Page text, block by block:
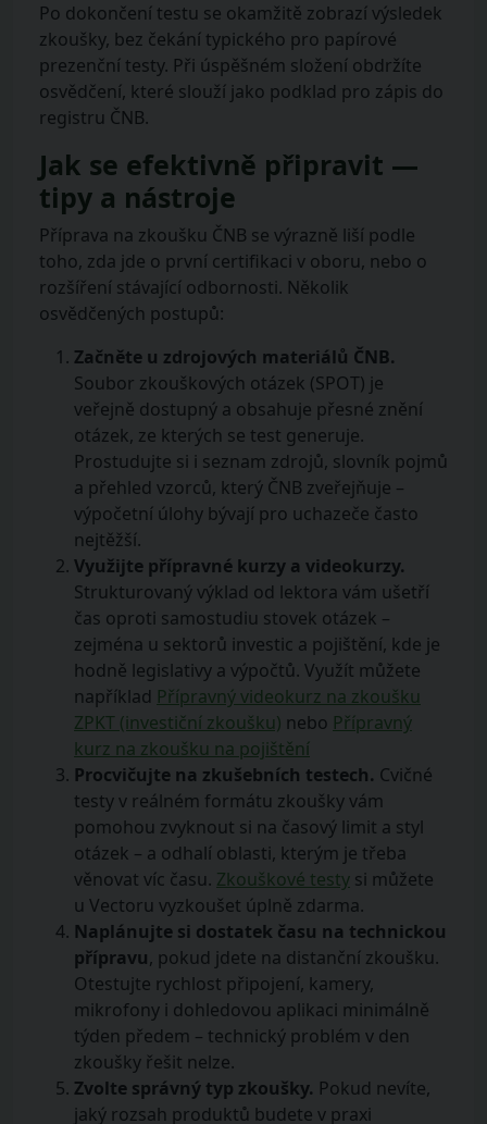
Po dokončení testu se okamžitě zobrazí výsledek
zkoušky, bez čekání typického pro papírové
prezenční testy. Při úspěšném složení obdržíte
osvědčení, které slouží jako podklad pro zápis do
registru ČNB.
Jak se efektivně připravit —
tipy a nástroje
Příprava na zkoušku ČNB se výrazně liší podle
toho, zda jde o první certifikaci v oboru, nebo o
rozšíření stávající odbornosti. Několik
osvědčených postupů:
Začněte u zdrojových materiálů ČNB.
Soubor zkouškových otázek (SPOT) je
veřejně dostupný a obsahuje přesné znění
otázek, ze kterých se test generuje.
Prostudujte si i seznam zdrojů, slovník pojmů
a přehled vzorců, který ČNB zveřejňuje –
výpočetní úlohy bývají pro uchazeče často
nejtěžší.
Využijte přípravné kurzy a videokurzy.
Strukturovaný výklad od lektora vám ušetří
čas oproti samostudiu stovek otázek –
zejména u sektorů investic a pojištění, kde je
hodně legislativy a výpočtů. Využít můžete
například Přípravný videokurz na zkoušku
ZPKT (investiční zkoušku) nebo Přípravný
kurz na zkoušku na pojištění
Procvičujte na zkušebních testech. Cvičné
testy v reálném formátu zkoušky vám
pomohou zvyknout si na časový limit a styl
otázek – a odhalí oblasti, kterým je třeba
věnovat víc času. Zkouškové testy si můžete
u Vectoru vyzkoušet úplně zdarma.
Naplánujte si dostatek času na technickou
přípravu, pokud jdete na distanční zkoušku.
Otestujte rychlost připojení, kamery,
mikrofony i dohledovou aplikaci minimálně
týden předem – technický problém v den
zkoušky řešit nelze.
Zvolte správný typ zkoušky. Pokud nevíte,
jaký rozsah produktů budete v praxi